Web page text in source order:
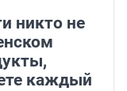
никто не
каждый